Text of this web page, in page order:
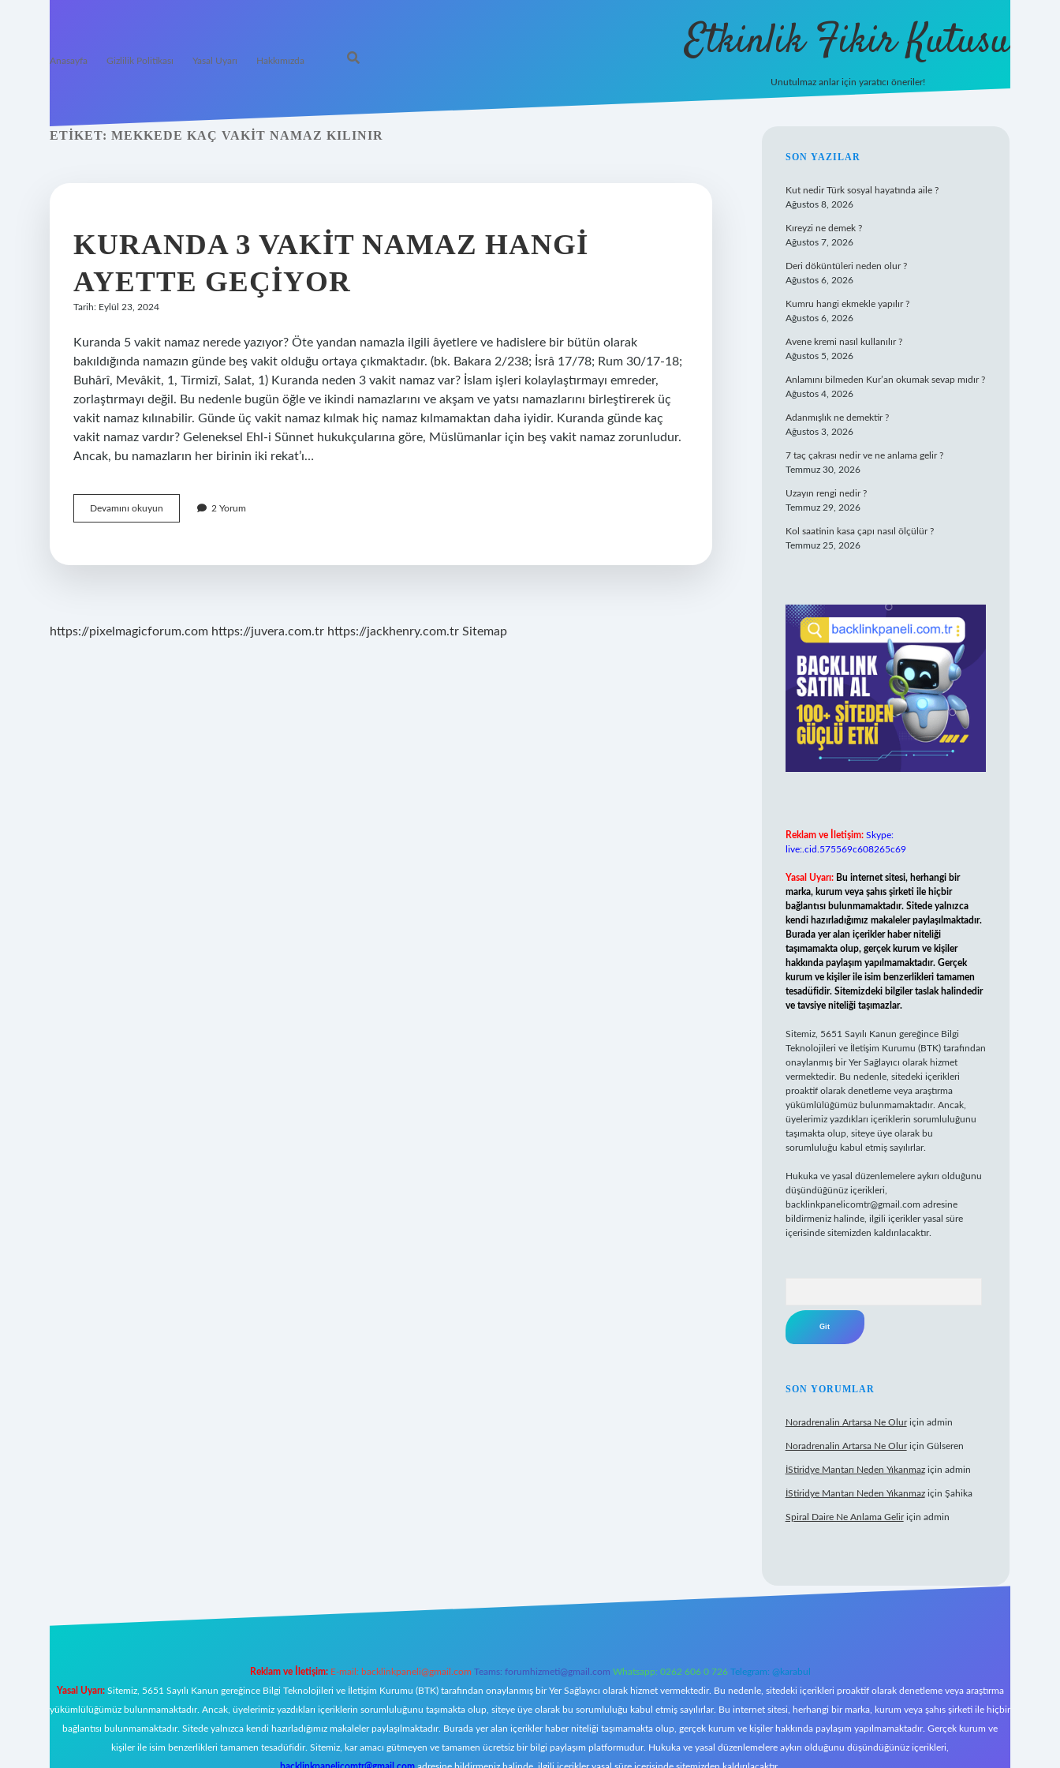
Anasayfa Gizlilik Politikası Yasal Uyarı Hakkımızda Etkinlik Fikir Kutusu
Unutulmaz anlar için yaratıcı öneriler!
ETIKET: MEKKEDE KAÇ VAKIT NAMAZ KILINIR
KURANDA 3 VAKIT NAMAZ HANGI
AYETTE GEÇIYOR
Tarih: Eylül 23, 2024
Kuranda 5 vakit namaz nerede yazıyor? Öte yandan namazla ilgili âyetlere ve hadislere bir bütün olarak
bakıldığında namazın günde beş vakit olduğu ortaya çıkmaktadır. (bk. Bakara 2/238; İsrâ 17/78; Rum 30/17-18;
Buhârî, Mevâkit, 1, Tirmizî, Salat, 1) Kuranda neden 3 vakit namaz var? İslam işleri kolaylaştırmayı emreder,
zorlaştırmayı değil. Bu nedenle bugün öğle ve ikindi namazlarını ve akşam ve yatsı namazlarını birleştirerek üç
vakit namaz kılınabilir. Günde üç vakit namaz kılmak hiç namaz kılmamaktan daha iyidir. Kuranda günde kaç
vakit namaz vardır? Geleneksel Ehl-i Sünnet hukukçularına göre, Müslümanlar için beş vakit namaz zorunludur.
Ancak, bu namazların her birinin iki rekat’ı…
Devamını okuyun Kuranda
3
Hangi
2 Yorum
https://pixelmagicforum.com https://juvera.com.tr https://jackhenry.com.tr Sitemap
SIDEBAR
SON YAZILAR
Kut nedir Türk sosyal hayatında aile ?
Ağustos 8, 2026
Kıreyzi ne demek ?
Ağustos 7, 2026
Deri döküntüleri neden olur ?
Ağustos 6, 2026
Kumru hangi ekmekle yapılır ?
Ağustos 6, 2026
Avene kremi nasıl kullanılır ?
Ağustos 5, 2026
Anlamını bilmeden Kur’an okumak sevap mıdır ?
Ağustos 4, 2026
Adanmışlık ne demektir ?
Ağustos 3, 2026
7 taç çakrası nedir ve ne anlama gelir ?
Temmuz 30, 2026
Uzayın rengi nedir ?
Temmuz 29, 2026
Kol saatinin kasa çapı nasıl ölçülür ?
Temmuz 25, 2026
Reklam ve İletişim: Skype:
live:.cid.575569c608265c69
Yasal Uyarı: Bu internet sitesi, herhangi bir
marka, kurum veya şahıs şirketi ile hiçbir
bağlantısı bulunmamaktadır. Sitede yalnızca
kendi hazırladığımız makaleler paylaşılmaktadır.
Burada yer alan içerikler haber niteliği
taşımamakta olup, gerçek kurum ve kişiler
hakkında paylaşım yapılmamaktadır. Gerçek
kurum ve kişiler ile isim benzerlikleri tamamen
tesadüfidir. Sitemizdeki bilgiler taslak halindedir
ve tavsiye niteliği taşımazlar.
Sitemiz, 5651 Sayılı Kanun gereğince Bilgi
Teknolojileri ve İletişim Kurumu (BTK) tarafından
onaylanmış bir Yer Sağlayıcı olarak hizmet
vermektedir. Bu nedenle, sitedeki içerikleri
proaktif olarak denetleme veya araştırma
yükümlülüğümüz bulunmamaktadır. Ancak,
üyelerimiz yazdıkları içeriklerin sorumluluğunu
taşımakta olup, siteye üye olarak bu
sorumluluğu kabul etmiş sayılırlar.
Hukuka ve yasal düzenlemelere aykırı olduğunu
düşündüğünüz içerikleri,
backlinkpanelicomtr@gmail.com adresine
bildirmeniz halinde, ilgili içerikler yasal süre
içerisinde sitemizden kaldırılacaktır.
SON YORUMLAR
Noradrenalin Artarsa Ne Oluriçin admin
Noradrenalin Artarsa Ne Oluriçin Gülseren
İStiridye Mantarı Neden Yıkanmaziçin admin
İStiridye Mantarı Neden Yıkanmaziçin Şahika
Spiral Daire Ne Anlama Geliriçin admin
Reklam ve İletişim: E-mail: backlinkpaneli@gmail.com Teams: forumhizmeti@gmail.com Whatsapp: 0262 606 0 726 Telegram: @karabul
Yasal Uyarı:Sitemiz, 5651 Sayılı Kanun gereğince Bilgi Teknolojileri ve İletişim Kurumu (BTK) tarafından onaylanmış bir Yer Sağlayıcı olarak hizmet vermektedir. Bu nedenle, sitedeki içerikleri proaktif olarak denetleme veya araştırma
yükümlülüğümüz bulunmamaktadır. Ancak, üyelerimiz yazdıkları içeriklerin sorumluluğunu taşımakta olup, siteye üye olarak bu sorumluluğu kabul etmiş sayılırlar. Bu internet sitesi, herhangi bir marka, kurum veya şahıs şirketi ile hiçbir
bağlantısı bulunmamaktadır. Sitede yalnızca kendi hazırladığımız makaleler paylaşılmaktadır. Burada yer alan içerikler haber niteliği taşımamakta olup, gerçek kurum ve kişiler hakkında paylaşım yapılmamaktadır. Gerçek kurum ve
kişiler ile isim benzerlikleri tamamen tesadüfidir. Sitemiz, kar amacı gütmeyen ve tamamen ücretsiz bir bilgi paylaşım platformudur. Hukuka ve yasal düzenlemelere aykırı olduğunu düşündüğünüz içerikleri,